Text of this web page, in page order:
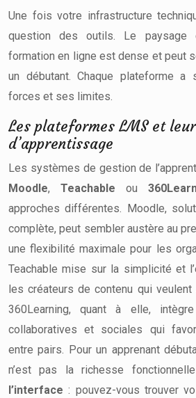
Une fois votre infrastructure
question des outils. Le paysage
formation en ligne est dense et peut
un débutant. Chaque plateforme
forces et ses limites.
Les plateformes LMS et
d’apprentissage
Les systèmes de gestion de
Moodle, Teachable ou
approches différentes. Moodle,
complète, peut sembler austère au
une flexibilité maximale pour les
Teachable mise sur la simplicité et
les créateurs de contenu qui
360Learning, quant à elle,
collaboratives et sociales qui
entre pairs. Pour un apprenant
n’est pas la richesse
l’interface : pouvez-vous trouver